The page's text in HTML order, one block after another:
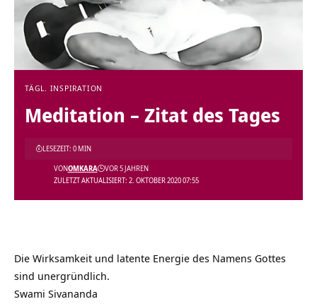
TÄGL. INSPIRATION
Meditation – Zitat des Tages
ZULETZT AKTUALISIERT: 2. OKTOBER 2020 07:55
VONOMKARA VOR 5 JAHREN
LESEZEIT: 0 MIN
Die Wirksamkeit und latente Energie des Namens Gottes
sind unergründlich.
Swami Sivananda